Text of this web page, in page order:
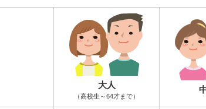
大人
（高校生～64才まで）